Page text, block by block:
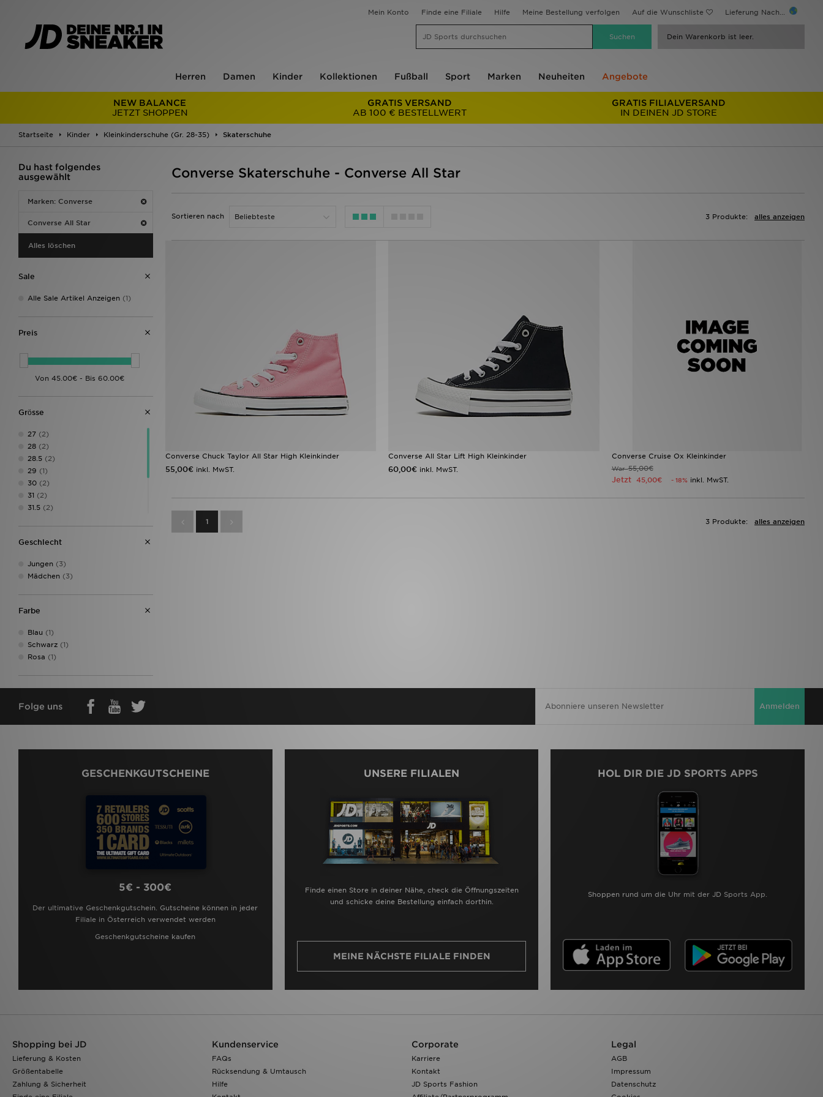
Mein Konto Finde eine Filiale Hilfe Meine Bestellung verfolgen Auf die Wunschliste Lieferung Nach...
Dein Warenkorb ist leer.
Herren Damen Kinder Kollektionen Fußball Sport Marken Neuheiten Angebote
NEW BALANCE
JETZT SHOPPEN
GRATIS VERSAND
AB 100 € BESTELLWERT
GRATIS FILIALVERSAND
IN DEINEN JD STORE
Startseite Kinder Kleinkinderschuhe (Gr. 28-35) Skaterschuhe
Du hast folgendes
ausgewählt
Marken: Converse
Converse All Star
Alles löschen
Sale
Alle Sale Artikel Anzeigen (1)
Preis
Grӧsse
27 (2)
28 (2)
28.5 (2)
29 (1)
30 (2)
31 (2)
31.5 (2)
33.5(1)
35(2)
Geschlecht
Jungen (3)
Mädchen (3)
Farbe
Blau (1)
Schwarz (1)
Rosa (1)
Converse Skaterschuhe - Converse All Star
Sortieren nach alles anzeigen
3 Produkte:
Converse Chuck Taylor All Star High Kleinkinder
55,00€ inkl. MwST.
Converse All Star Lift High Kleinkinder
60,00€ inkl. MwST.
Converse Cruise Ox Kleinkinder
War55,00€
Jetzt 45,00€ - 18% inkl. MwST.
1 alles anzeigen
3 Produkte:
Folge uns Anmelden
GESCHENKGUTSCHEINE
5€ - 300€
Der ultimative Geschenkgutschein. Gutscheine können in jeder
Filiale in Österreich verwendet werden
Geschenkgutscheine kaufen
UNSERE FILIALEN
Finde einen Store in deiner Nähe, check die Öffnungszeiten
und schicke deine Bestellung einfach dorthin.
MEINE NÄCHSTE FILIALE FINDEN
HOL DIR DIE JD SPORTS APPS
Shoppen rund um die Uhr mit der JD Sports App.
Shopping bei JD
Lieferung & Kosten
Größentabelle
Zahlung & Sicherheit
Kundenservice
FAQs
Rücksendung & Umtausch
Hilfe
Corporate
Karriere
Kontakt
JD Sports Fashion
Legal
AGB
Impressum
Datenschutz